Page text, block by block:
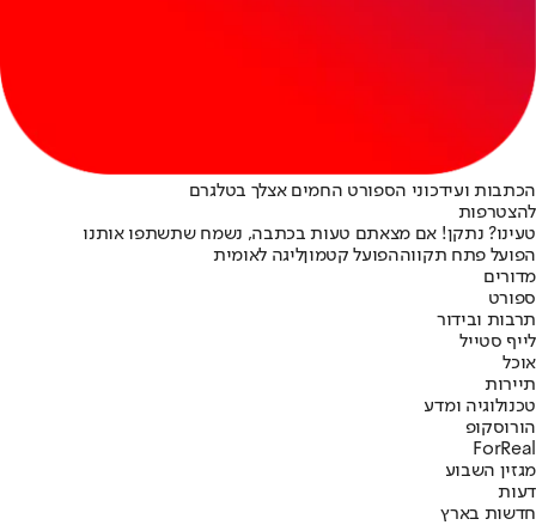
הכתבות ועידכוני הספורט החמים אצלך בטלגרם
להצטרפות
טעינו? נתקן! אם מצאתם טעות בכתבה, נשמח שתשתפו אותנו
הפועל פתח תקווההפועל קטמוןליגה לאומית
מדורים
ספורט
תרבות ובידור
לייף סטייל
אוכל
תיירות
טכנולוגיה ומדע
הורוסקופ
ForReal
מגזין השבוע
דעות
חדשות בארץ